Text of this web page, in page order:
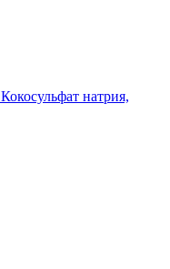
Кокосульфат натрия,